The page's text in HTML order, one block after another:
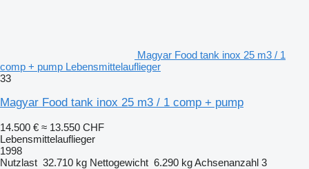
Magyar Food tank inox 25 m3 / 1
comp + pump Lebensmittelauflieger
33
Magyar Food tank inox 25 m3 / 1 comp + pump
14.500 € ≈ 13.550 CHF
Lebensmittelauflieger
1998
Nutzlast 32.710 kg Nettogewicht 6.290 kgAchsenanzahl 3